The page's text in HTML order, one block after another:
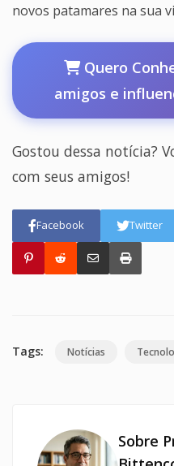
novos patamares na sua
Quero
amigos e
Gostou dessa notícia?
com seus amigos!
Facebook Twitter
Tags: Notícias
Sobre